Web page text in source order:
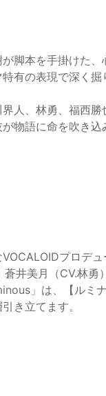
脚本を手掛けた
有の表現で深く掘
人、林勇、福西
物語に命を吹き込
プロデ
井美月（CV.林勇
」は、【ルミ
き立てます。